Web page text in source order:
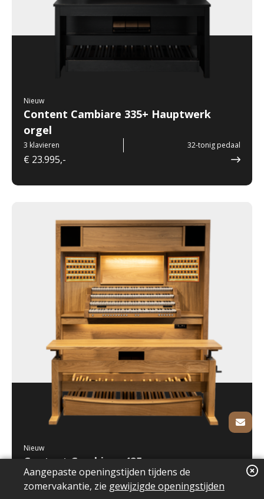
Nieuw
Content Cambiare 335+ Hauptwerk
orgel
3 klavieren 32-tonig pedaal
€ 23.995,-
Nieuw
Content Cambiare 425
3 klavieren 30-tonig pedaal
Aangepaste openingstijden tijdens de
zomervakantie, zie gewijzigde openingstijden